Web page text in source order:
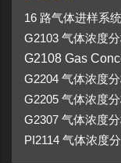
16 路气体进样系统
G2103 气体浓度
G2108 Gas
G2204 气体浓度
G2205 气体浓度
G2307 气体浓度
PI2114 气体浓度